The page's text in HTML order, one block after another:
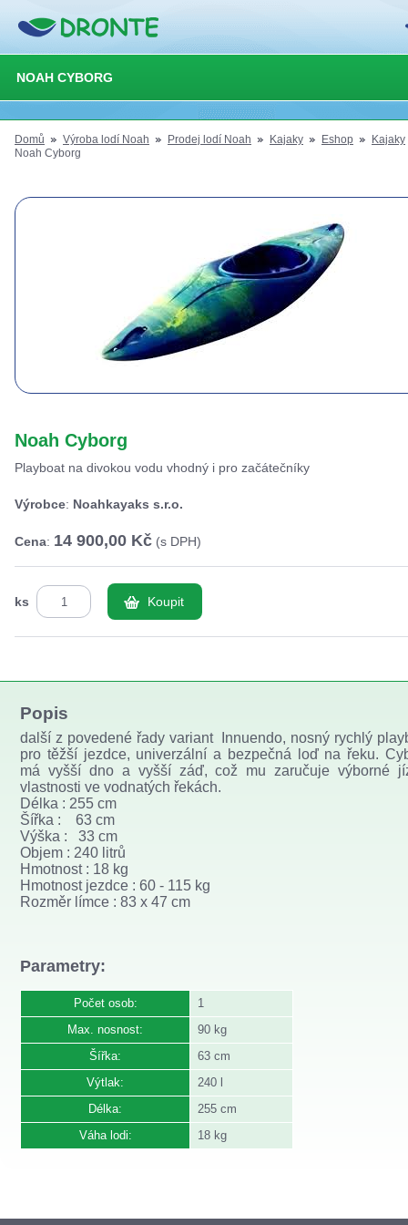
NOAH CYBORG
Domů Výroba lodí Noah Prodej lodí Noah Kajaky Eshop
Kajaky
Noah Cyborg
Noah Cyborg
Playboat na divokou vodu vhodný i pro začátečníky
Výrobce: Noahkayaks s.r.o.
Cena: 14 900,00 Kč (s DPH)
ks Koupit
Popis
další z povedené řady variant Innuendo, nosný rychlý
pro těžší jezdce, univerzální a bezpečná loď na řeku.
má vyšší dno a vyšší záď, což mu zaručuje výborné
vlastnosti ve vodnatých řekách.
Délka : 255 cm
Šířka : 63 cm
Výška : 33 cm
Objem : 240 litrů
Hmotnost : 18 kg
Hmotnost jezdce : 60 - 115 kg
Rozměr límce : 83 x 47 cm
Parametry:
Počet osob:
1
Max. nosnost:
90 kg
Šířka:
63 cm
Výtlak:
240 l
Délka:
255 cm
Váha lodi:
18 kg